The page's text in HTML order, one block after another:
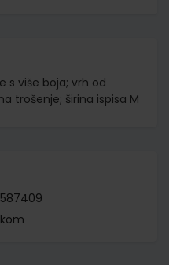
s više boja; vrh od
trošenje; širina ispisa M
587409
kom